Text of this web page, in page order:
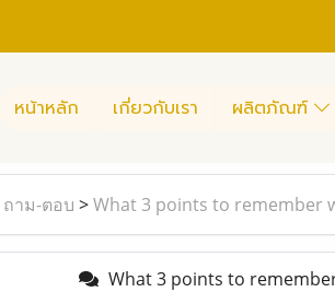
หน้าหลัก เกี่ยวกับเรา ผลิตภัณฑ์
ถาม-ตอบ >What 3 points to remember
What 3 points to